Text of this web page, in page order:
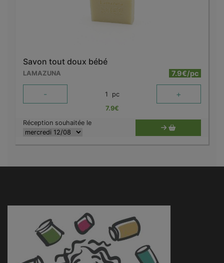
Savon tout doux bébé
LAMAZUNA 7.9€/pc
- 1 pc +
7.9€
Réception souhaitée le